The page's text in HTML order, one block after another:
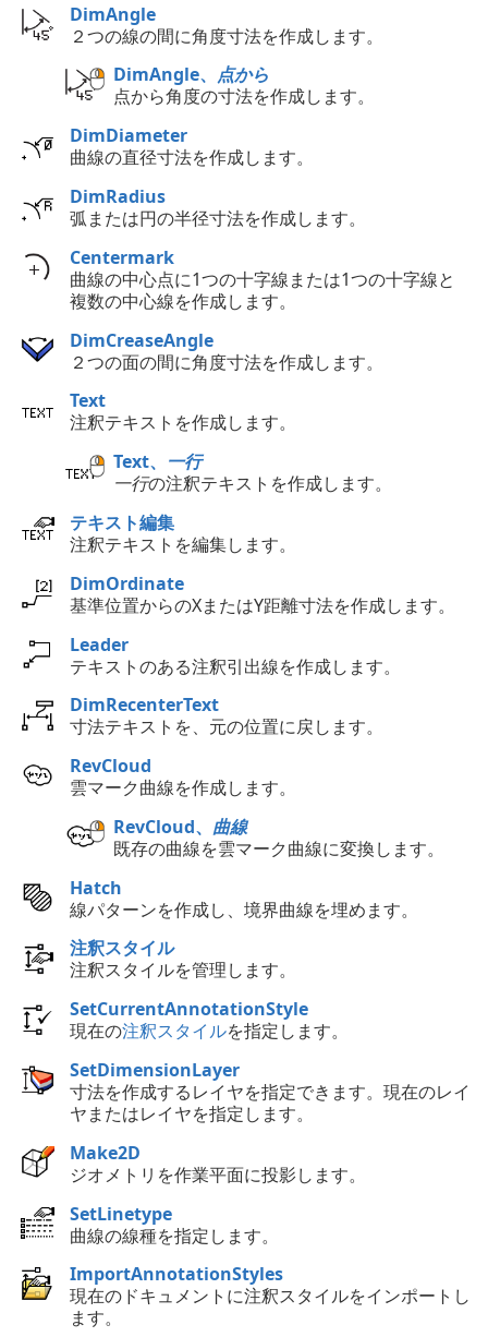
DimAngle
２つの線の間に角度寸法を作成します。
DimAngle、 点から
点から角度の寸法を作成します。
DimDiameter
曲線の直径寸法を作成します。
DimRadius
弧または円の半径寸法を作成します。
Centermark
曲線の中心点に1つの十字線または1つの十字線と
複数の中心線を作成します。
DimCreaseAngle
２つの面の間に角度寸法を作成します。
Text
注釈テキストを作成します。
Text、 一行
一行の注釈テキストを作成します。
テキスト編集
注釈テキストを編集します。
DimOrdinate
基準位置からのXまたはY距離寸法を作成します。
Leader
テキストのある注釈引出線を作成します。
DimRecenterText
寸法テキストを、元の位置に戻します。
RevCloud
雲マーク曲線を作成します。
RevCloud、 曲線
既存の曲線を雲マーク曲線に変換します。
Hatch
線パターンを作成し、境界曲線を埋めます。
注釈スタイル
注釈スタイルを管理します。
SetCurrentAnnotationStyle
現在の注釈スタイルを指定します。
SetDimensionLayer
寸法を作成するレイヤを指定できます。現在のレイ
ヤまたはレイヤを指定します。
Make2D
ジオメトリを作業平面に投影します。
SetLinetype
曲線の線種を指定します。
ImportAnnotationStyles
現在のドキュメントに注釈スタイルをインポートし
ます。